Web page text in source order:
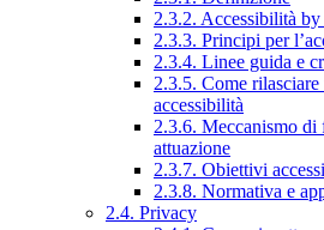
2.3.2. Accessibilità by
2.3.3. Principi per
2.3.4. Linee guida e
2.3.5. Come
accessibilità
2.3.6. Meccanismo di
attuazione
2.3.7. Obiettivi
2.3.8. Normativa e
2.4. Privacy